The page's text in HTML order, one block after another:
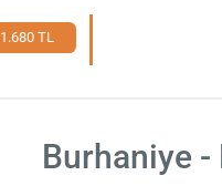
1.680 TL
Burhaniye